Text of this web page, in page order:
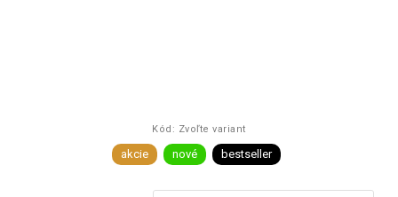
Kód: Zvoľte variant
akcie nové bestseller